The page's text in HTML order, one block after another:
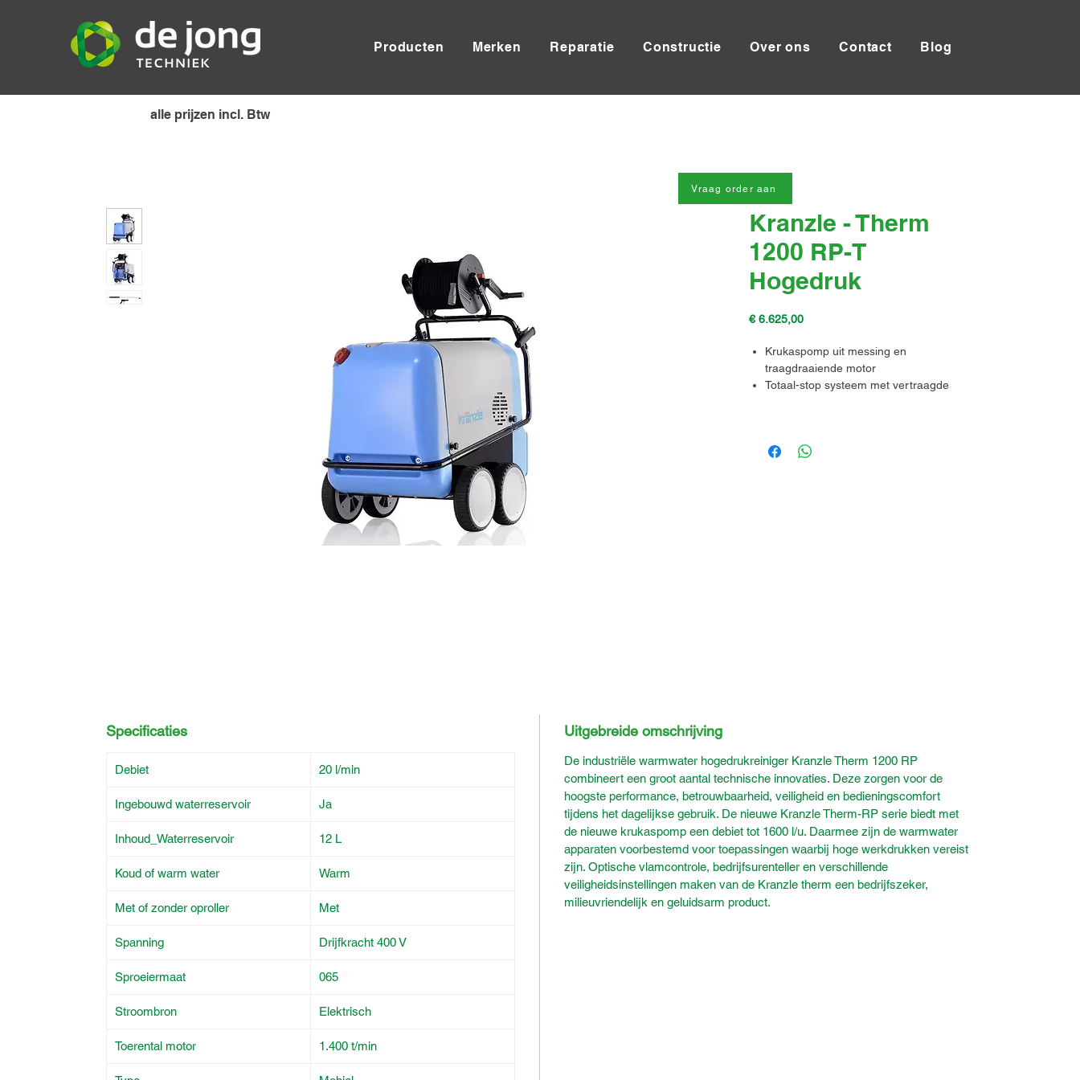
Producten Merken Reparatie Constructie Over ons Contact Blog
Kranzle - Therm
1200 RP-T
Hogedruk
€ 6.625,00Prijs
Krukaspomp uit messing en
traagdraaiende motor
Totaal-stop systeem met vertraagde
Specificaties
Debiet 20 l/min
Ingebouwd waterreservoir Ja
Inhoud_Waterreservoir 12 L
Koud of warm water Warm
Met of zonder oproller Met
Spanning Drijfkracht 400 V
Sproeiermaat 065
Stroombron Elektrisch
Toerental motor 1.400 t/min
Uitgebreide omschrijving
De industriële warmwater hogedrukreiniger Kranzle Therm 1200 RP
combineert een groot aantal technische innovaties. Deze zorgen voor de
hoogste performance, betrouwbaarheid, veiligheid en bedieningscomfort
tijdens het dagelijkse gebruik. De nieuwe Kranzle Therm-RP serie biedt met
de nieuwe krukaspomp een debiet tot 1600 l/u. Daarmee zijn de warmwater
apparaten voorbestemd voor toepassingen waarbij hoge werkdrukken vereist
zijn. Optische vlamcontrole, bedrijfsurenteller en verschillende
veiligheidsinstellingen maken van de Kranzle therm een bedrijfszeker,
milieuvriendelijk en geluidsarm product.
alle prijzen incl. Btw
Vraag order aan